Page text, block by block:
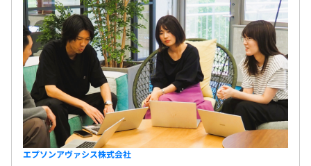
エプソンアヴァシス株式会社